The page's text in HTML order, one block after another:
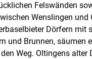
Felswänden
Wenslingen und
Dörfern mit
und Brunnen, säumen
Weg. Oltingens alter